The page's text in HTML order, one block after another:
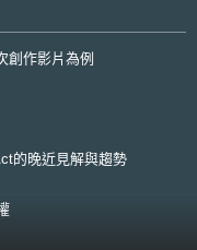
害人、組織或環境；隱私
；公眾信任等8類別，加
整體判定為中風險。 判
求向DTA報告，且每年至
科法所創意智財中心發布
步刊登於
因擁有較高的投資能力及
額，但也有部分意見認為
交易委員會已於112年5月
創作影片為例
的晚近見解與趨勢